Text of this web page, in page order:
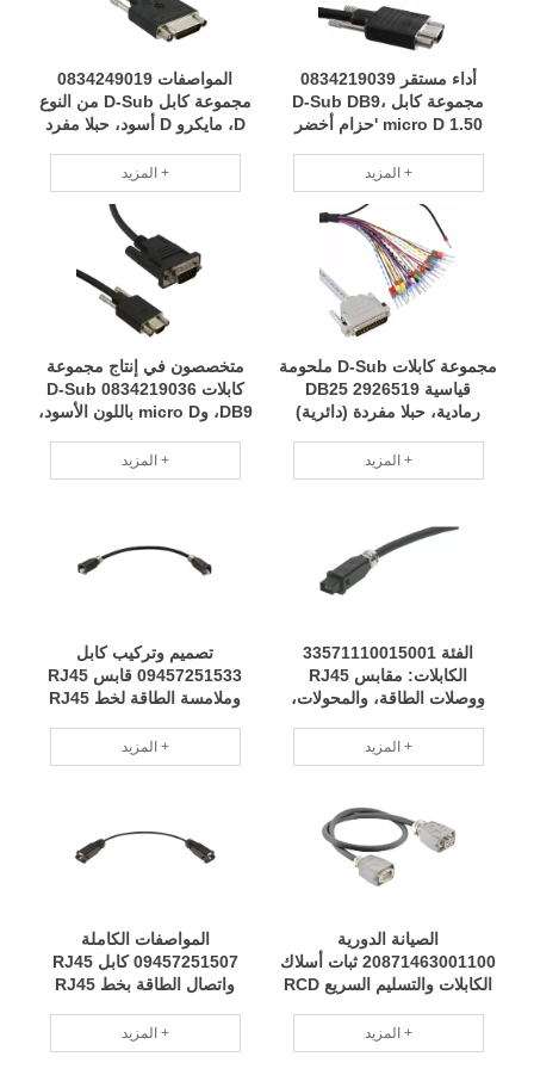
المواصفات 0834249019
مجموعة كابل D-Sub من النوع
D، مايكرو D أسود، حبلا مفرد
واسعة من حماية البيئة الخضراء
RCD
المزيد +
أداء مستقر 0834219039
مجموعة كابل D-Sub DB9،
micro D 1.50 'حزام أخضر
وتقليل الاستهلاك RCD
المزيد +
متخصصون في إنتاج مجموعة
كابلات D-Sub 0834219036
DB9، وmicro D باللون الأسود،
مقاس 1.54 بوصة مع سنوات
من الخبرة في التصنيع
المزيد +
مجموعة كابلات D-Sub ملحومة
قياسية 2926519 DB25
رمادية، حبلا مفردة (دائرية)
بشكل احترافي حسب الطلب
RCD
المزيد +
تصميم وتركيب كابل
09457251533 قابس RJ45
وملامسة الطاقة لخط RJ45
مجموعة واسعة من النماذج
RCD على نطاق واسع
المزيد +
الفئة 33571110015001
الكابلات: مقابس RJ45
ووصلات الطاقة، والمحولات،
واسعة من المواصفات RCD
المزيد +
المواصفات الكاملة
09457251507 كابل RJ45
واتصال الطاقة بخط RJ45
أداء مستقر RCD
المزيد +
الصيانة الدورية
20871463001100 ثبات أسلاك
الكابلات والتسليم السريع RCD
المزيد +